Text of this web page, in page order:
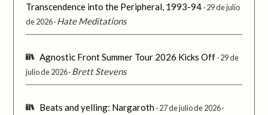
Transcendence into the Peripheral, 1993-94 29 de julio
de 2026 Hate Meditations
Agnostic Front Summer Tour 2026 Kicks Off 29 de
julio de 2026 Brett Stevens
Beats and yelling: Nargaroth 27 de julio de 2026